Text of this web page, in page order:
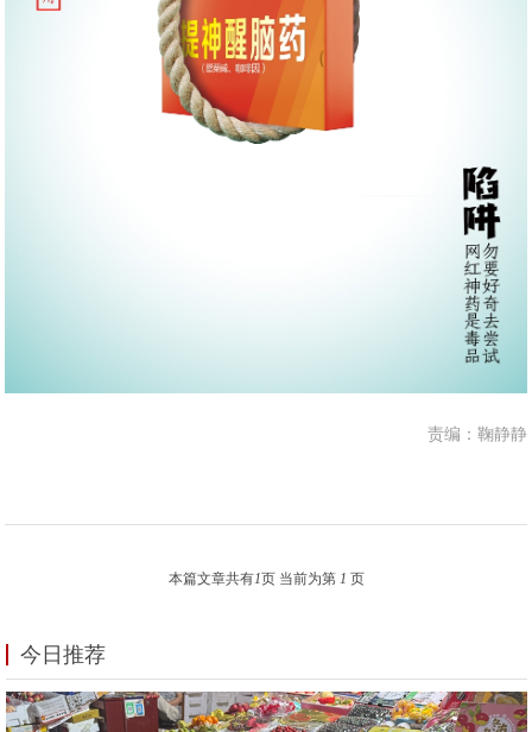
责编：鞠静静
本篇文章共有1页 当前为第 1 页
今日推荐